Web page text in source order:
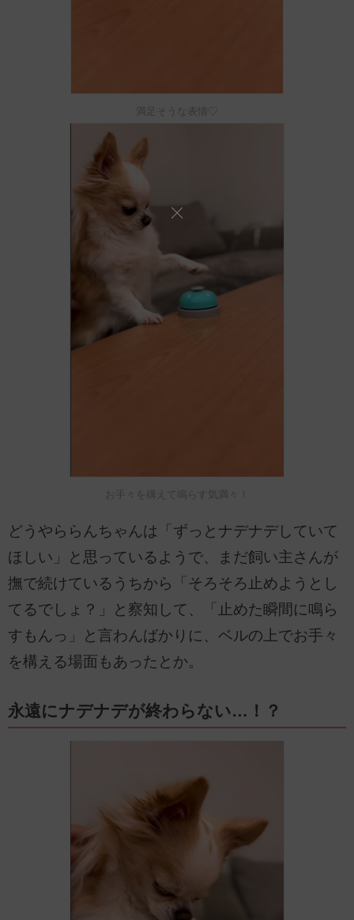
満足そうな表情♡
お手々を構えて鳴らす気満々！
どうやららんちゃんは「ずっとナデナデしていて
ほしい」と思っているようで、まだ飼い主さんが
撫で続けているうちから「そろそろ止めようとし
てるでしょ？」と察知して、「止めた瞬間に鳴ら
すもんっ」と言わんばかりに、ベルの上でお手々
を構える場面もあったとか。
永遠にナデナデが終わらない…！？